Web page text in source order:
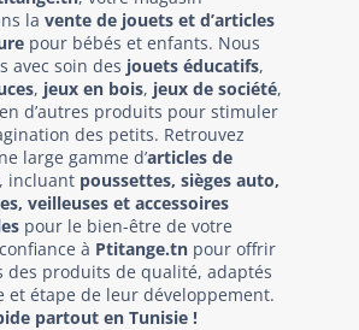
la vente de jouets et d’articles
pour bébés et enfants. Nous
avec soin des jouets éducatifs,
, jeux en bois, jeux de société,
d’autres produits pour stimuler
des petits. Retrouvez
large gamme d’articles de
, incluant poussettes, sièges auto,
veilleuses et accessoires
pour le bien-être de votre
à Ptitange.tn pour offrir
des produits de qualité, adaptés
et étape de leur développement.
partout en Tunisie !